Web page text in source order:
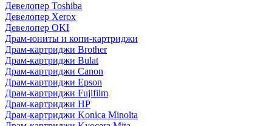
Девелопер Toshiba
Девелопер Xerox
Девелопер OKI
Драм-юниты и копи-картриджи
Драм-картриджи Brother
Драм-картриджи Bulat
Драм-картриджи Canon
Драм-картриджи Epson
Драм-картриджи Fujifilm
Драм-картриджи HP
Драм-картриджи Konica Minolta